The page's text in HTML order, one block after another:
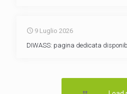
9 Luglio 2026
DIWASS: pagina dedicata